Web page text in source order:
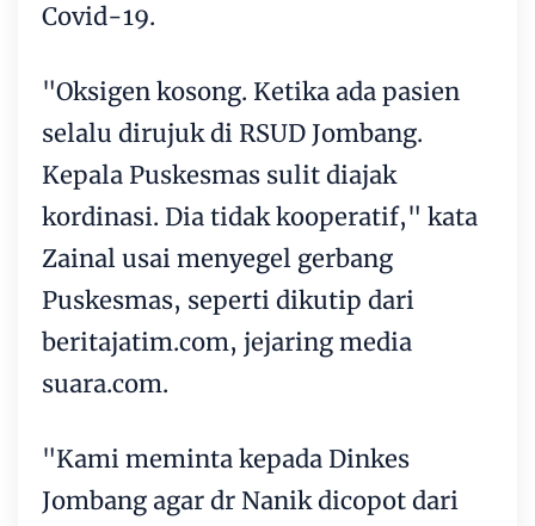
Covid-19.
"Oksigen kosong. Ketika ada pasien
selalu dirujuk di RSUD Jombang.
Kepala Puskesmas sulit diajak
kordinasi. Dia tidak kooperatif," kata
Zainal usai menyegel gerbang
Puskesmas, seperti dikutip dari
beritajatim.com, jejaring media
suara.com.
"Kami meminta kepada Dinkes
Jombang agar dr Nanik dicopot dari